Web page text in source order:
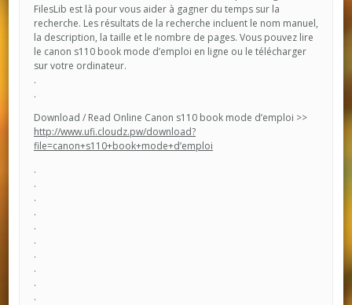
FilesLib est là pour vous aider à gagner du temps sur la
recherche. Les résultats de la recherche incluent le nom manuel,
la description, la taille et le nombre de pages. Vous pouvez lire
le canon s110 book mode d’emploi en ligne ou le télécharger
sur votre ordinateur.
.
.
Download / Read Online Canon s110 book mode d’emploi >>
http://www.ufi.cloudz.pw/download?
file=canon+s110+book+mode+d’emploi
.
.
.
.
.
.
.
.
.
.